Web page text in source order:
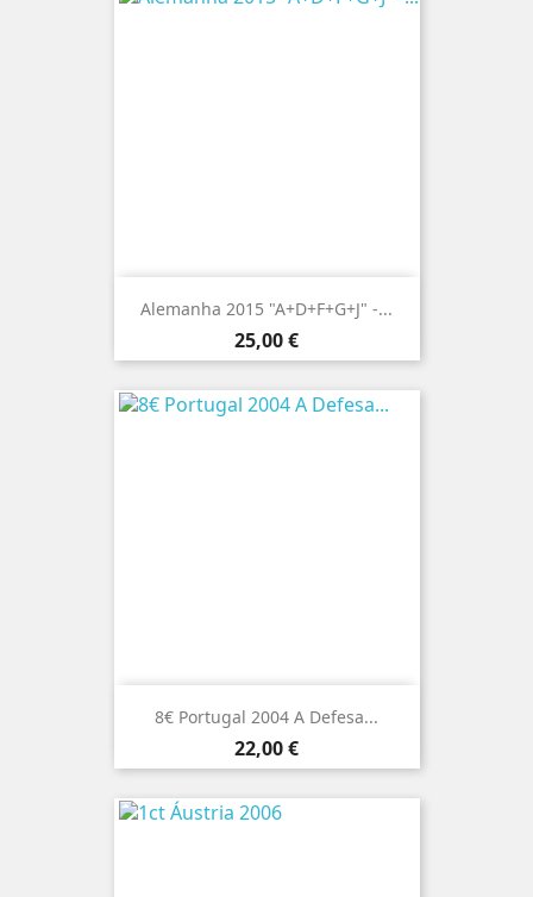
Alemanha 2015 "A+D+F+G+J" -...
Preço
25,00 €
8€ Portugal 2004 A Defesa...
Preço
22,00 €